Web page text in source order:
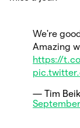
We're
Amazing
https://
— Tim